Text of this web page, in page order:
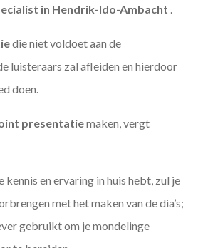
in Hendrik-Ido-Ambacht .
die niet voldoet aan de
luisteraars zal afleiden en hierdoor
doen.
presentatiemaken, vergt
kennis en ervaring in huis hebt, zul je
met het maken van de dia’s;
gebruikt om je mondelinge